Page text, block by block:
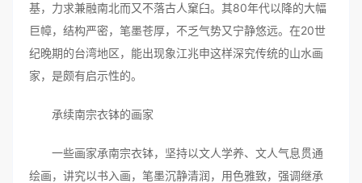
基，力求兼融南北而又不落古人窠臼。其80年代以降的大幅
巨幛，结构严密，笔墨苍厚，不乏气势又宁静悠远。在20世
纪晚期的台湾地区，能出现象江兆申这样深究传统的山水画
家，是颇有启示性的。
承续南宗衣钵的画家
一些画家承南宗衣钵，坚持以文人学养、文人气息贯通
绘画，讲究以书入画，笔墨沉静清润，用色雅致，强调继承